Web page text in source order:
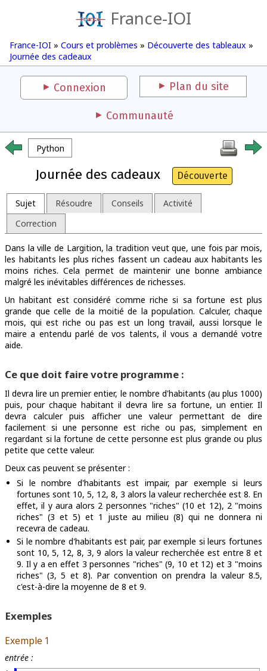
France-IOI
France-IOI » Cours et problèmes » Découverte des tableaux »
Journée des cadeaux
Connexion Plan du site
Communauté
Python
Journée des cadeaux Découverte
Sujet Résoudre Conseils
Activité
Correction
Dans la ville de Largition, la tradition veut que, une fois par mois,
les habitants les plus riches fassent un cadeau aux habitants les
moins riches. Cela permet de maintenir une bonne ambiance
malgré les inévitables différences de richesses.
Un habitant est considéré comme riche si sa fortune est plus
grande que celle de la moitié de la population. Calculer, chaque
mois, qui est riche ou pas est un long travail, aussi lorsque le
maire a entendu parlé de vos talents, il vous a demandé votre
aide.
Ce que doit faire votre programme :
Il devra lire un premier entier, le nombre d'habitants (au plus 1000)
puis, pour chaque habitant il devra lire sa fortune, un entier. Il
devra calculer puis afficher une valeur permettant de dire
facilement si une personne est riche ou pas, simplement en
regardant si la fortune de cette personne est plus grande ou plus
petite que cette valeur.
Deux cas peuvent se présenter :
Si le nombre d'habitants est impair, par exemple si leurs
fortunes sont 10, 5, 12, 8, 3 alors la valeur recherchée est 8. En
effet, il y aura alors 2 personnes "riches" (10 et 12), 2 "moins
riches" (3 et 5) et 1 juste au milieu (8) qui ne donnera ni
recevra de cadeau.
Si le nombre d'habitants est pair, par exemple si leurs fortunes
sont 10, 5, 12, 8, 3, 9 alors la valeur recherchée est entre 8 et
9. Il y a en effet 3 personnes "riches" (9, 10 et 12) et 3 "moins
riches" (3, 5 et 8). Par convention on prendra la valeur 8.5,
c'est-à-dire la moyenne de 8 et 9.
Exemples
Exemple 1
entrée :